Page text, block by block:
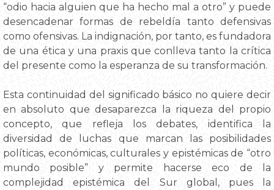
“odio hacia alguien que ha hecho mal a otro” y puede
desencadenar formas de rebeldía tanto defensivas
como ofensivas. La indignación, por tanto, es fundadora
de una ética y una praxis que conlleva tanto la crítica
del presente como la esperanza de su transformación.
Esta continuidad del significado básico no quiere decir
en absoluto que desaparezca la riqueza del propio
concepto, que refleja los debates, identifica la
diversidad de luchas que marcan las posibilidades
políticas, económicas, culturales y epistémicas de “otro
mundo posible” y permite hacerse eco de la
complejidad epistémica del Sur global, pues la